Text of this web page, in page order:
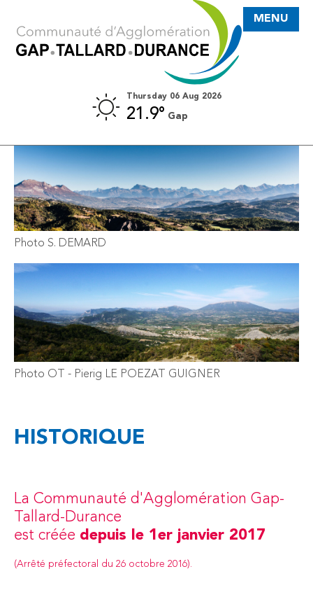
Thursday 06 Aug 2026
21.9° Gap
MENU
CARTE D'IDENTITÉ DE L’AGGLO
Photo S. DEMARD
Photo OT - Pierig LE POEZAT GUIGNER
HISTORIQUE
La Communauté d'Agglomération Gap-
Tallard-Durance
est créée depuis le 1er janvier 2017
(Arrêté préfectoral du 26 octobre 2016).